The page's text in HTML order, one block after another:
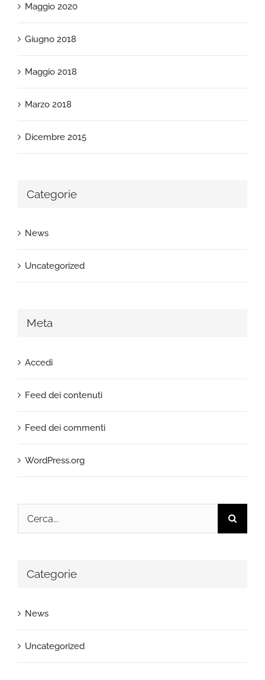
Maggio 2020
Giugno 2018
Maggio 2018
Marzo 2018
Dicembre 2015
Categorie
News
Uncategorized
Meta
Accedi
Feed dei contenuti
Feed dei commenti
WordPress.org
Cerca
per:
Categorie
News
Uncategorized